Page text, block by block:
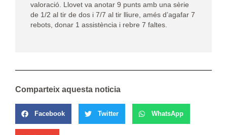
valoració. Llovet va anotar 9 punts amb una sèrie
de 1/2 al tir de dos i 7/7 al tir lliure, amés d’agafar 7
rebots, donar 1 assistència i rebre 7 faltes.
Comparteix aquesta noticia
Facebook Twitter WhatsApp